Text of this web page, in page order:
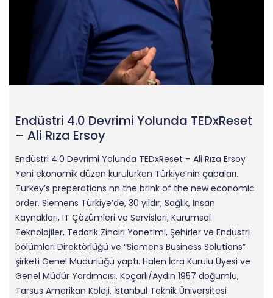
Endüstri 4.0 Devrimi Yolunda TEDxReset
– Ali Rıza Ersoy
Endüstri 4.0 Devrimi Yolunda TEDxReset – Ali Rıza Ersoy
Yeni ekonomik düzen kurulurken Türkiye’nin çabaları.
Turkey’s preperations nn the brink of the new economic
order. Siemens Türkiye’de, 30 yıldır; Sağlık, İnsan
Kaynakları, IT Çözümleri ve Servisleri, Kurumsal
Teknolojiler, Tedarik Zinciri Yönetimi, Şehirler ve Endüstri
bölümleri Direktörlüğü ve “Siemens Business Solutions”
şirketi Genel Müdürlüğü yaptı. Halen İcra Kurulu Üyesi ve
Genel Müdür Yardımcısı. Koçarlı/Aydın 1957 doğumlu,
Tarsus Amerikan Koleji, İstanbul Teknik Üniversitesi